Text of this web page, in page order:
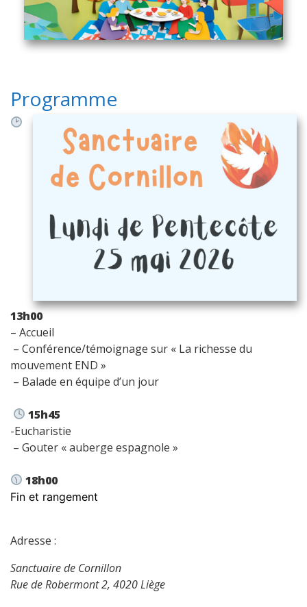
Programme
13h00
– Accueil
– Conférence/témoignage sur « La richesse du
mouvement END »
– Balade en équipe d’un jour
15h45
-Eucharistie
– Gouter « auberge espagnole »
18h00
Fin et rangement
Adresse :
Sanctuaire de Cornillon
Rue de Robermont 2, 4020 Liège